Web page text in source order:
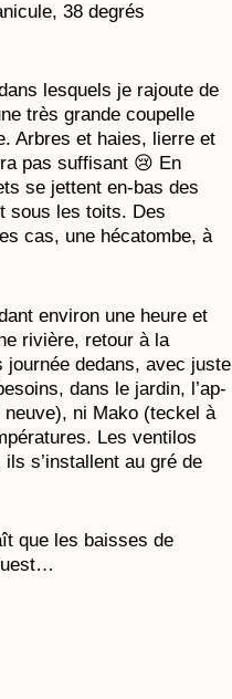
38 degrés
lesquels je rajoute de
très grande coupelle
Arbres et haies, lierre et
pas suffisant 😢 En
se jettent en-bas des
sous les toits. Des
cas, une hécatombe, à
environ une heure et
rivière, retour à la
journée dedans, avec juste
dans le jardin, l’ap-
neuve), ni Mako (teckel à
Les ventilos
s’installent au gré de
que les baisses de